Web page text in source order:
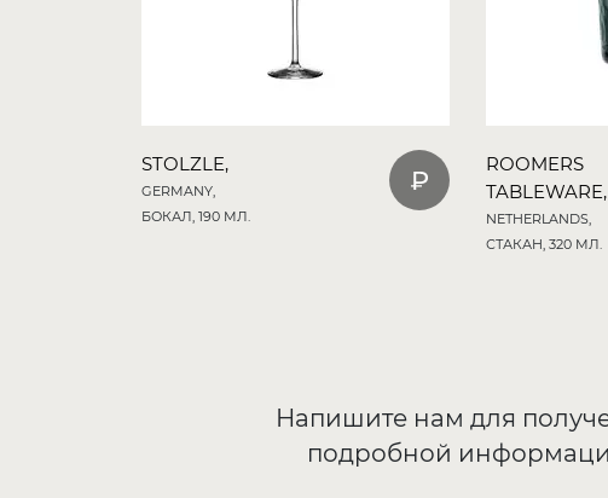
STOLZLE,
GERMANY,
БОКАЛ, 190 МЛ.
ROOMERS
TABLEWARE,
NETHERLANDS,
СТАКАН, 320 МЛ.
Напишите нам для
подробной